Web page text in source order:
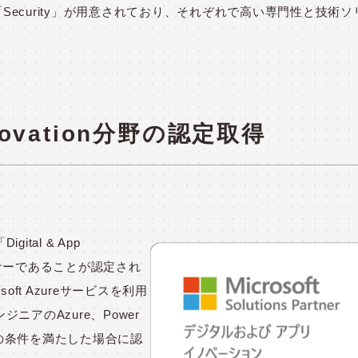
」が用意されており、それぞれで高い専門性と技術ソ
分野の認定取得
Digital & App
であることが認定され
Azureサービスを利用
ジニアのAzure、Power
件を満たした場合に認